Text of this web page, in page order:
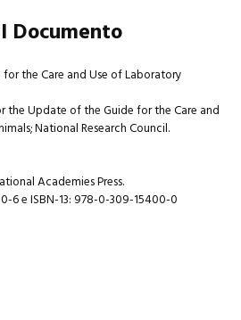
Documento
the Care and Use of Laboratory
the Update of the Guide for the Care and
National Research Council.
Academies Press.
6 e ISBN-13: 978-0-309-15400-0